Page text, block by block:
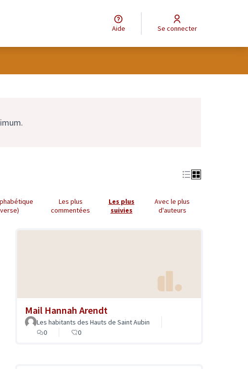
Aide Se connecter
Les plus
commentées
Les plus
suivies
Avec le plus
d'auteurs
Mail Hannah Arendt
Les habitants des Hauts de Saint Aubin
0
0